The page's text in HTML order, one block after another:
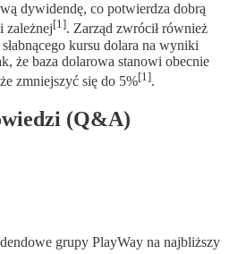
dywidendę, co potwierdza dobrą
zależnej[1]. Zarząd zwrócił również
kursu dolara na wyniki
że baza dolarowa stanowi obecnie
zmniejszyć się do 5%[1].
(Q&A)
grupy PlayWay na najbliższy